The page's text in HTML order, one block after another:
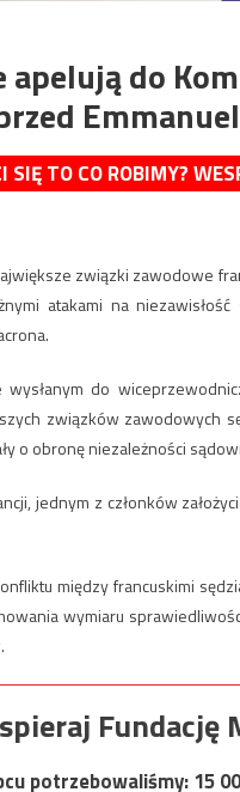
apelują do
SIĘ TO CO ROBIMY?
związki zawodowe
atakami na
do
związków zawodowych
o obronę niezależności
jednym z członków
między francuskimi
wymiaru
Fundację
potrzebowaliśmy:15